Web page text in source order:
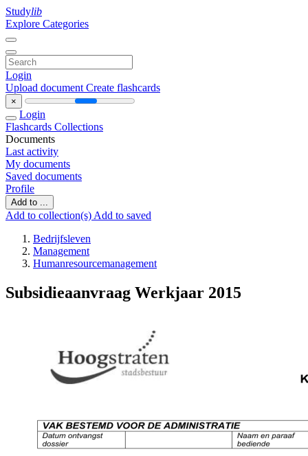
Studylib
Explore Categories
Login
Upload document Create flashcards
×
Login
Flashcards Collections
Documents
Last activity
My documents
Saved documents
Profile
Add to ...
Add to collection(s) Add to saved
Bedrijfsleven
Management
Humanresourcemanagement
Subsidieaanvraag Werkjaar 2015